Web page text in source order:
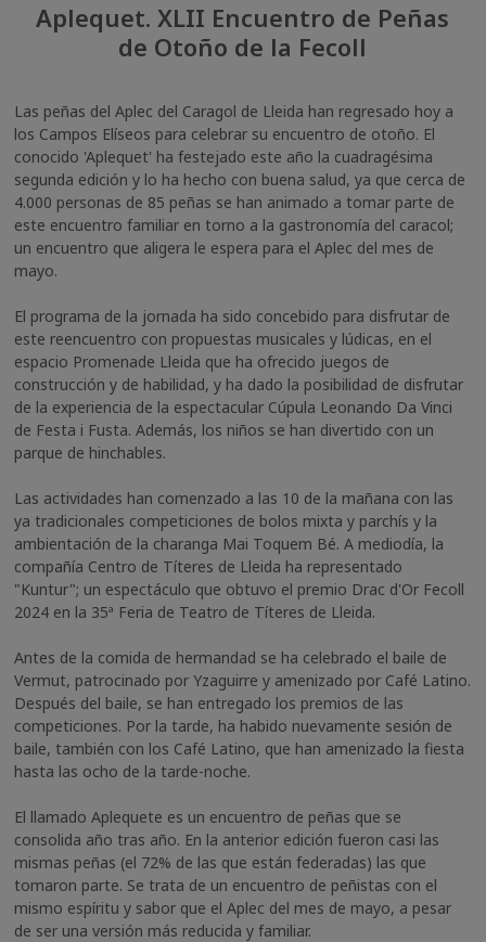
Aplequet. XLII Encuentro de Peñas
de Otoño de la Fecoll
Las peñas del Aplec del Caragol de Lleida han regresado hoy a
los Campos Elíseos para celebrar su encuentro de otoño. El
conocido 'Aplequet' ha festejado este año la cuadragésima
segunda edición y lo ha hecho con buena salud, ya que cerca de
4.000 personas de 85 peñas se han animado a tomar parte de
este encuentro familiar en torno a la gastronomía del caracol;
un encuentro que aligera le espera para el Aplec del mes de
mayo.
El programa de la jornada ha sido concebido para disfrutar de
este reencuentro con propuestas musicales y lúdicas, en el
espacio Promenade Lleida que ha ofrecido juegos de
construcción y de habilidad, y ha dado la posibilidad de disfrutar
de la experiencia de la espectacular Cúpula Leonando Da Vinci
de Festa i Fusta. Además, los niños se han divertido con un
parque de hinchables.
Las actividades han comenzado a las 10 de la mañana con las
ya tradicionales competiciones de bolos mixta y parchís y la
ambientación de la charanga Mai Toquem Bé. A mediodía, la
compañía Centro de Títeres de Lleida ha representado
"Kuntur"; un espectáculo que obtuvo el premio Drac d'Or Fecoll
2024 en la 35ª Feria de Teatro de Títeres de Lleida.
Antes de la comida de hermandad se ha celebrado el baile de
Vermut, patrocinado por Yzaguirre y amenizado por Café Latino.
Después del baile, se han entregado los premios de las
competiciones. Por la tarde, ha habido nuevamente sesión de
baile, también con los Café Latino, que han amenizado la fiesta
hasta las ocho de la tarde-noche.
El llamado Aplequete es un encuentro de peñas que se
consolida año tras año. En la anterior edición fueron casi las
mismas peñas (el 72% de las que están federadas) las que
tomaron parte. Se trata de un encuentro de peñistas con el
mismo espíritu y sabor que el Aplec del mes de mayo, a pesar
de ser una versión más reducida y familiar.